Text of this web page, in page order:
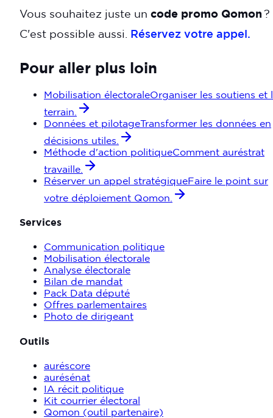
Vous souhaitez juste un code promo Qomon ?
C'est possible aussi. Réservez votre appel.
Pour aller plus loin
Mobilisation électoraleOrganiser les soutiens et
terrain.
Données et pilotageTransformer les données en
décisions utiles.
Méthode d'action politiqueComment auréstrat
travaille.
Réserver un appel stratégiqueFaire le point sur
votre déploiement Qomon.
Services
Communication politique
Mobilisation électorale
Analyse électorale
Bilan de mandat
Pack Data député
Offres parlementaires
Photo de dirigeant
Outils
auréscore
aurésénat
IA récit politique
Kit courrier électoral
Qomon (outil partenaire)